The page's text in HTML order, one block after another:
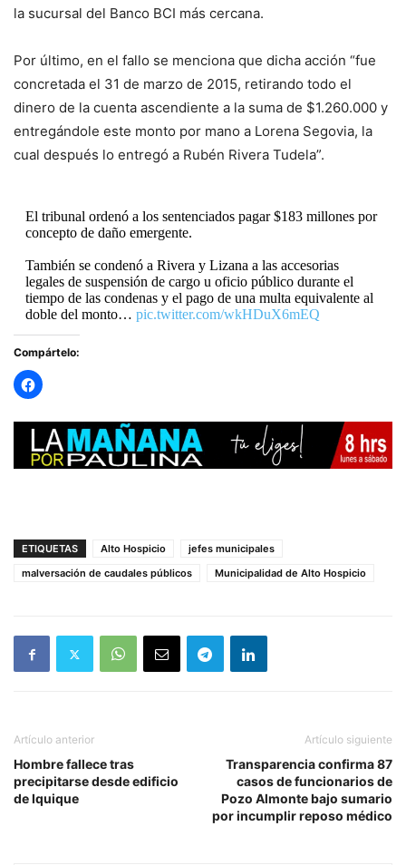
la sucursal del Banco BCI más cercana.
Por último, en el fallo se menciona que dicha acción “fue
concretada el 31 de marzo de 2015, retirando todo el
dinero de la cuenta ascendiente a la suma de $1.260.000 y
entregándole este monto por mano a Lorena Segovia, la
cual después lo entregó a Rubén Rivera Tudela”.
El tribunal ordenó a los sentenciados pagar $183 millones por
concepto de daño emergente.
También se condenó a Rivera y Lizana a las accesorias
legales de suspensión de cargo u oficio público durante el
tiempo de las condenas y el pago de una multa equivalente al
doble del monto… pic.twitter.com/wkHDuX6mEQ
— RADIO PAULINA (@radiopaulina)
Compártelo:
ETIQUETAS Alto Hospicio
jefes municipales
malversación de caudales públicos
Municipalidad de Alto Hospicio
Artículo anterior
Hombre fallece tras
precipitarse desde edificio
de Iquique
Artículo siguiente
Transparencia confirma 87
casos de funcionarios de
Pozo Almonte bajo sumario
por incumplir reposo médico